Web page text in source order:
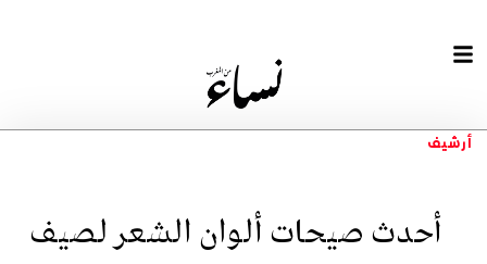
أرشيف
أحدث صيحات ألوان الشعر لصيف